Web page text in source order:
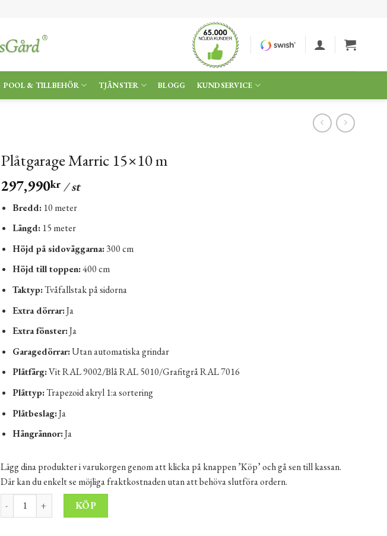
POOL & TILLBEHÖR TJÄNSTER BLOGG KUNDSERVICE
Plåtgarage Marric 15×10 m
297,990kr/ st
Bredd: 10 meter
Längd: 15 meter
Höjd på sidoväggarna:300 cm
Höjd till toppen:400 cm
Taktyp:Tvåfallstak på sidorna
Extra dörrar:Ja
Extra fönster:Ja
Garagedörrar:Utan automatiska grindar
Plåtfärg:Vit RAL 9002/Blå RAL 5010/Grafitgrå RAL 7016
Plåttyp:Trapezoid akryl 1:a sortering
Plåtbeslag:Ja
Hängrännor:Ja
Lägg dina produkter i varukorgen genom att klicka på knappen ’Köp’ och gå sen till kassan.
Där kan du enkelt se möjliga fraktkostnaden utan att behöva slutföra ordern.
Plåtgarage Marric 15x10 m mängd
KÖP